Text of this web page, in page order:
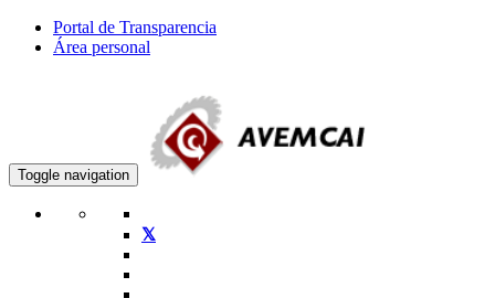
Portal de Transparencia
Área personal
Toggle navigation